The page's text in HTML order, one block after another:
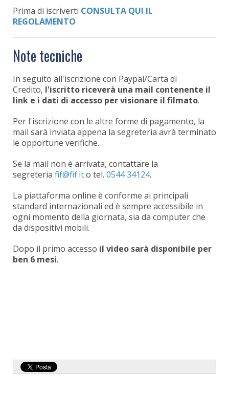
Prima di iscriverti CONSULTA QUI IL
REGOLAMENTO
Note tecniche
In seguito all'iscrizione con Paypal/Carta di
Credito, l'iscritto riceverà una mail contenente il
link e i dati di accesso per visionare il filmato.
Per l'iscrizione con le altre forme di pagamento, la
mail sarà inviata appena la segreteria avrà terminato
le opportune verifiche.
Se la mail non è arrivata, contattare la
segreteria
o tel. 0544 34124.
La piattaforma online è conforme ai principali
standard internazionali ed è sempre accessibile in
ogni momento della giornata, sia da computer che
da dispositivi mobili.
Dopo il primo accesso il video sarà disponibile per
ben 6 mesi.